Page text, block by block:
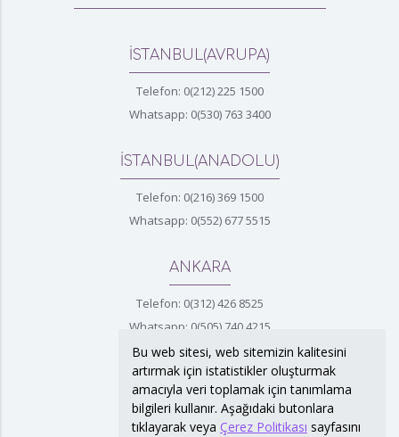
İSTANBUL(AVRUPA)
Telefon: 0(212) 225 1500
Whatsapp: 0(530) 763 3400
İSTANBUL(ANADOLU)
Telefon: 0(216) 369 1500
Whatsapp: 0(552) 677 5515
ANKARA
Telefon: 0(312) 426 8525
Whatsapp: 0(505) 740 4215
İZMİR
Telefon: 0(232) 422 4372
Whatsapp: 0(530) 763 3400
Bu web sitesi, web sitemizin kalitesini
artırmak için istatistikler oluşturmak
amacıyla veri toplamak için tanımlama
bilgileri kullanır. Aşağıdaki butonlara
tıklayarak veya Çerez Politikası sayfasını